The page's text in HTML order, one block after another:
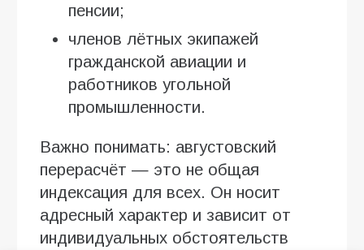
пенсии;
членов лётных экипажей
гражданской авиации и
работников угольной
промышленности.
Важно понимать: августовский
перерасчёт — это не общая
индексация для всех. Он носит
адресный характер и зависит от
индивидуальных обстоятельств